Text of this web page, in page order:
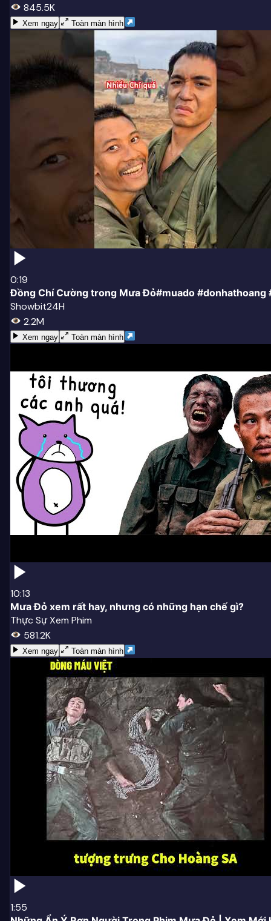
845.5K
Xem ngay Toàn màn hình
0:19
Đồng Chí Cường trong Mưa Đỏ#muado #donhathoang
Showbit24H
2.2M
Xem ngay Toàn màn hình
10:13
Mưa Đỏ xem rất hay, nhưng có những hạn chế gì?
Thực Sự Xem Phim
581.2K
Xem ngay Toàn màn hình
1:55